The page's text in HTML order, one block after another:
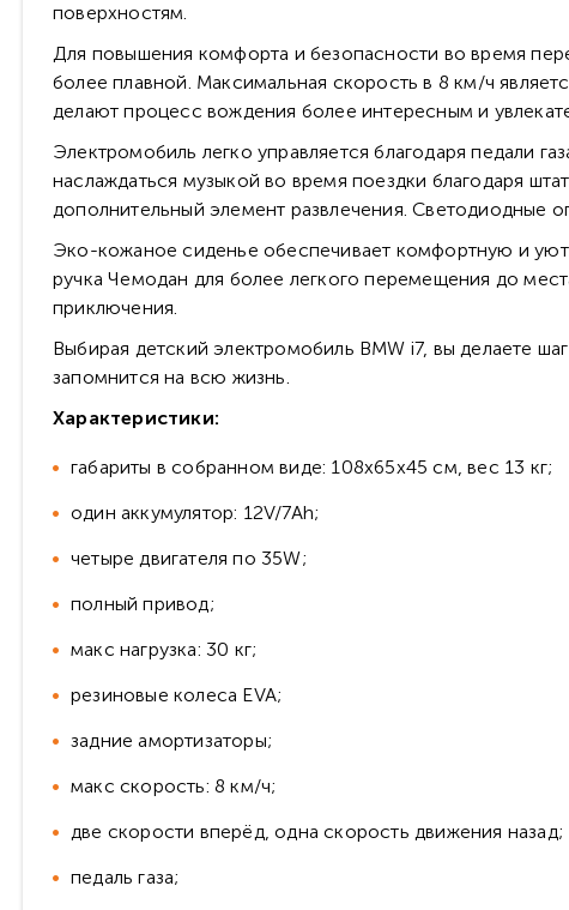
поверхностям.
Для повышения комфорта и безопасности во время
более плавной. Максимальная скорость в 8 км/ч
делают процесс вождения более интересным и
Электромобиль легко управляется благодаря педали
наслаждаться музыкой во время поездки благодаря
дополнительный элемент развлечения. Светодиодные
Эко-кожаное сиденье обеспечивает комфортную и
ручка Чемодан для более легкого перемещения до
приключения.
Выбирая детский электромобиль BMW i7, вы делаете
запомнится на всю жизнь.
Характеристики:
габариты в собранном виде: 108х65х45 см, вес 13 кг;
один аккумулятор: 12V/7Ah;
четыре двигателя по 35W;
полный привод;
макс нагрузка: 30 кг;
резиновые колеса EVA;
задние амортизаторы;
макс скорость: 8 км/ч;
две скорости вперёд, одна скорость движения назад;
педаль газа;